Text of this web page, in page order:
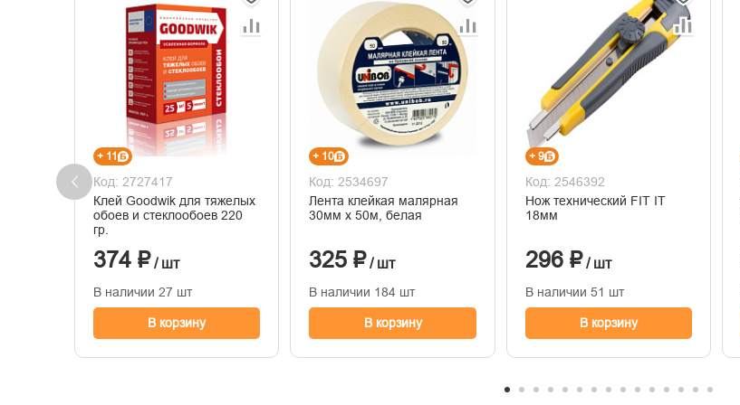
+ 11
Код: 2727417
Клей Goodwik для тяжелых
обоев и стеклообоев 220
гр.
374 ₽ / шт
В наличии 27 шт
В корзину
+ 10
Код: 2534697
Лента клейкая малярная
30мм х 50м, белая
325 ₽ / шт
В наличии 184 шт
В корзину
+ 9
Код: 2546392
Нож технический FIT IT
18мм
296 ₽/ шт
В наличии 51 шт
В корзину